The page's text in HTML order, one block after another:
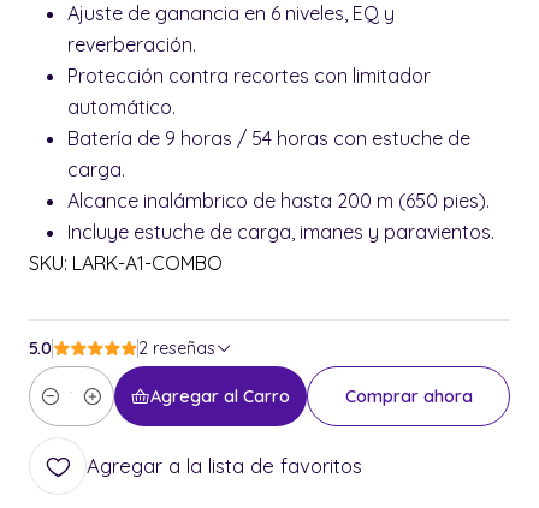
Ajuste de ganancia en 6 niveles, EQ y
reverberación.
Protección contra recortes con limitador
automático.
Batería de 9 horas / 54 horas con estuche de
carga.
Alcance inalámbrico de hasta 200 m (650 pies).
Incluye estuche de carga, imanes y paravientos.
SKU: LARK-A1-COMBO
5.0 2 reseñas
Cantidad
Agregar al Carro Comprar ahora
Agregar a la lista de favoritos